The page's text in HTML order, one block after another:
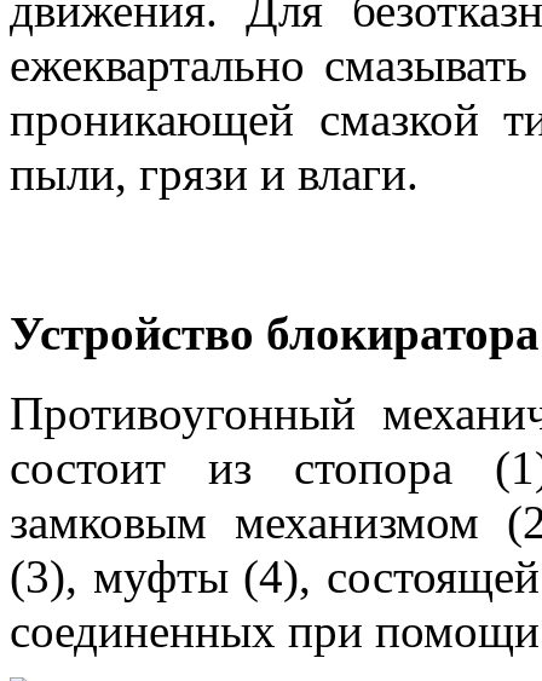
ежеквартально
проникающей смазкой
пыли, грязи и влаги.
Устройство
Противоугонный
состоит из стопора
замковым механизмом
(3), муфты (4),
соединенных при